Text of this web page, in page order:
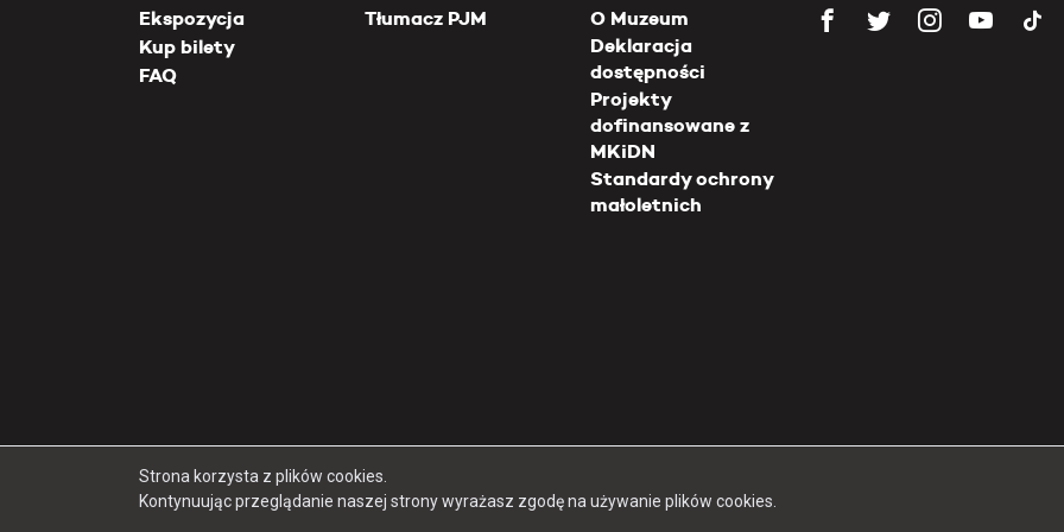
Ekspozycja
Kup bilety
FAQ
Tłumacz PJM
O Muzeum
Deklaracja
dostępności
Projekty
dofinansowane z
MKiDN
Standardy ochrony
małoletnich
Copyright 2026 Muzeum Powstania Warszawskiego
Strona korzysta z plików cookies.
Kontynuując przeglądanie naszej strony wyrażasz zgodę na używanie plików cookies.